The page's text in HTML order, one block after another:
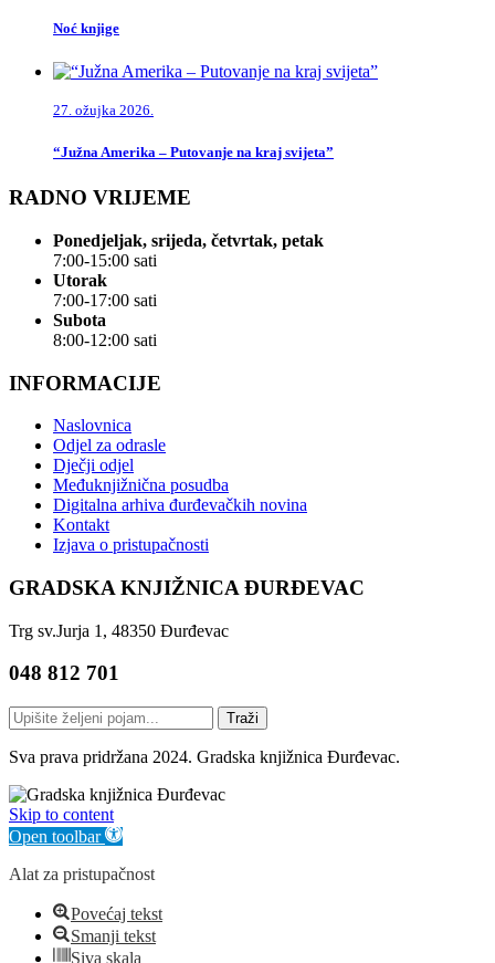
Noć knjige
27. ožujka 2026.
“Južna Amerika – Putovanje na kraj svijeta”
RADNO VRIJEME
Ponedjeljak, srijeda, četvrtak, petak
7:00-15:00 sati
Utorak
7:00-17:00 sati
Subota
8:00-12:00 sati
INFORMACIJE
Naslovnica
Odjel za odrasle
Dječji odjel
Međuknjižnična posudba
Digitalna arhiva đurđevačkih novina
Kontakt
Izjava o pristupačnosti
GRADSKA KNJIŽNICA ĐURĐEVAC
Trg sv.Jurja 1, 48350 Đurđevac
048 812 701
Traži
Sva prava pridržana 2024. Gradska knjižnica Đurđevac.
Skip to content
Open toolbar
Alat za pristupačnost
Povećaj tekst
Smanji tekst
Siva skala